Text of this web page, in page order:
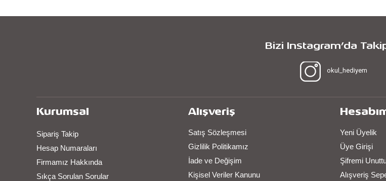
Bizi Instagram’da
okul_hediyem
Kurumsal
Sipariş Takip
Hesap Numaraları
Firmamız Hakkında
Sıkça Sorulan Sorular
Alışveriş
Satış Sözleşmesi
Gizlilik Politikamız
İade ve Değişim
Kişisel Veriler Kanunu
Yeni Üyelik
Üye Girişi
Şifremi
Alışveriş